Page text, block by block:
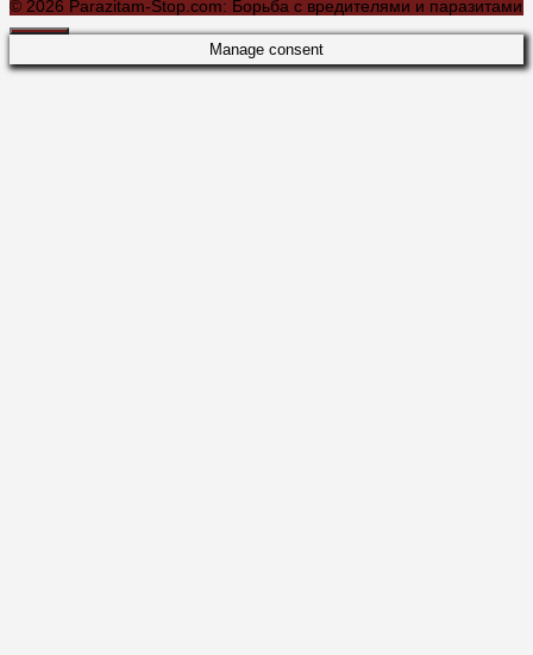
© 2026 Parazitam-Stop.com: Борьба с вредителями и паразитами
Manage consent